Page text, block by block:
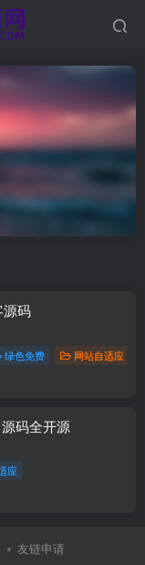
源码
绿色免费 网站自适应
码全开源
应
友链申请